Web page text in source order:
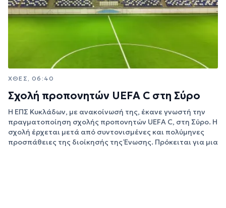
ΧΘΕΣ, 06:40
Σχολή προπονητών UEFA C στη Σύρο
Η ΕΠΣ Κυκλάδων, με ανακοίνωσή της, έκανε γνωστή την
πραγματοποίηση σχολής προπονητών UEFA C, στη Σύρο. Η
σχολή έρχεται μετά από συντονισμένες και πολύμηνες
προσπάθειες της διοίκησής της Ένωσης. Πρόκειται για μια